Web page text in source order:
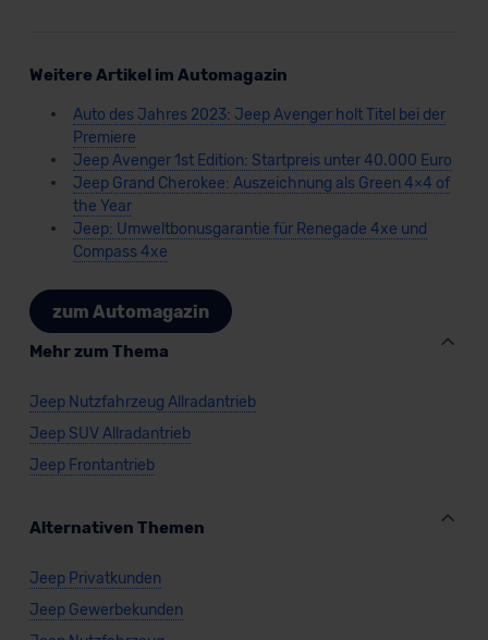
Weitere Artikel im Automagazin
Auto des Jahres 2023: Jeep Avenger holt Titel bei der
Premiere
Jeep Avenger 1st Edition: Startpreis unter 40.000 Euro
Jeep Grand Cherokee: Auszeichnung als Green 4×4 of
the Year
Jeep: Umweltbonusgarantie für Renegade 4xe und
Compass 4xe
zum Automagazin
Mehr zum Thema
Jeep Nutzfahrzeug Allradantrieb
Jeep SUV Allradantrieb
Jeep Frontantrieb
Alternativen Themen
Jeep Privatkunden
Jeep Gewerbekunden